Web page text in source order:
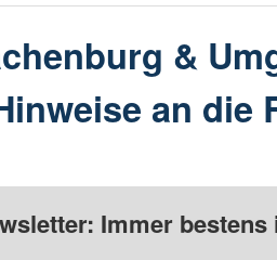
&
an die
Immer